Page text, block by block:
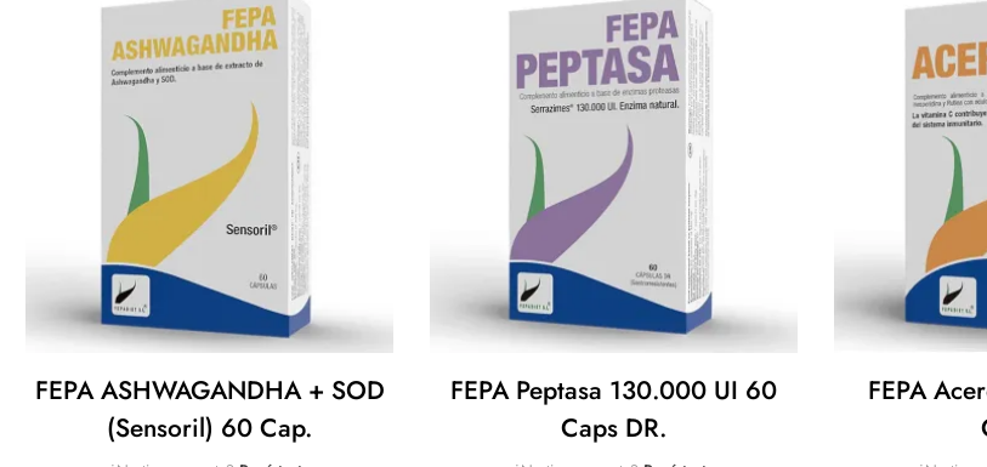
FEPA ASHWAGANDHA + SOD
(Sensoril) 60 Cap.
FEPA Peptasa 130.000 UI 60
Caps DR.
FEPA